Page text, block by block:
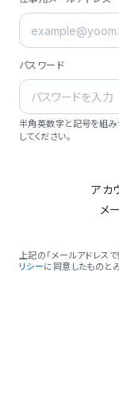
パスワード
半角英数字と記号を組
してください。
アカ
メ
上記の「メールアドレス
リシーに同意したものと